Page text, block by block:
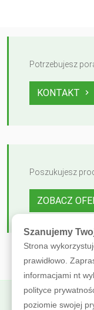
Potrzebujesz
KONTAKT
Poszukujesz
ZOBACZ
Szanujemy
Strona
prawidłowo.
informacjami nt
polityce
poziomie swojej